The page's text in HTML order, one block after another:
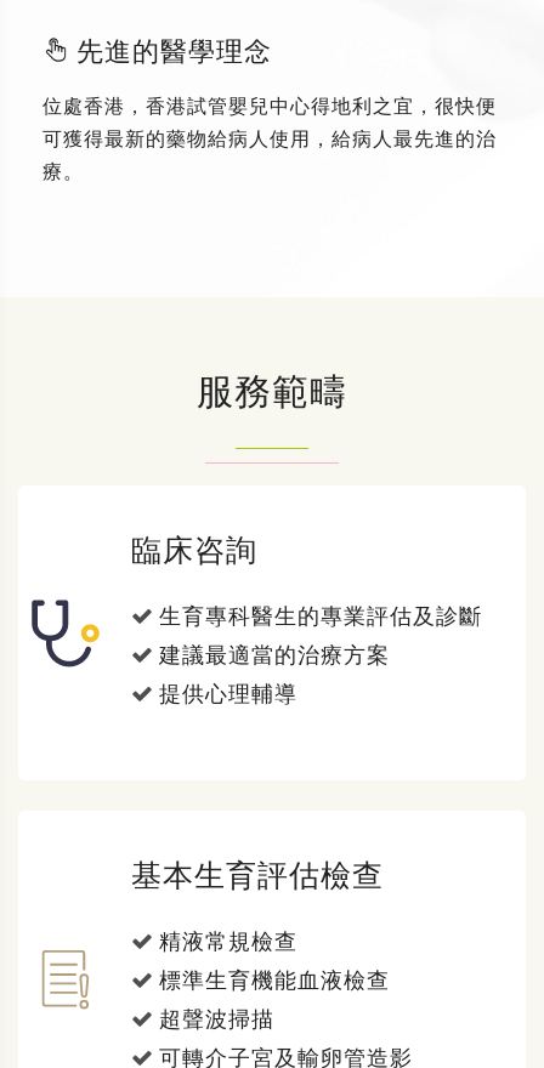
先進的醫學理念
位處香港，香港試管嬰兒中心得地利之宜，很快便
可獲得最新的藥物給病人使用，給病人最先進的治
療。
服務範疇
臨床咨詢
生育專科醫生的專業評估及診斷
建議最適當的治療方案
提供心理輔導
基本生育評估檢查
精液常規檢查
標準生育機能血液檢查
超聲波掃描
可轉介子宮及輸卵管造影